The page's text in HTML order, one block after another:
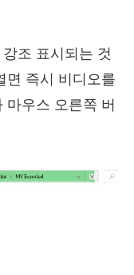
조 표시되는 것
면 즉시 비디오를
마우스 오른쪽 버